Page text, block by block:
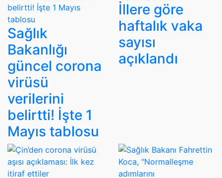
Sağlık
Bakanlığı
güncel corona
virüsü
verilerini
belirtti! İşte 1
Mayıs tablosu
İllere göre
haftalık vaka
sayısı
açıklandı